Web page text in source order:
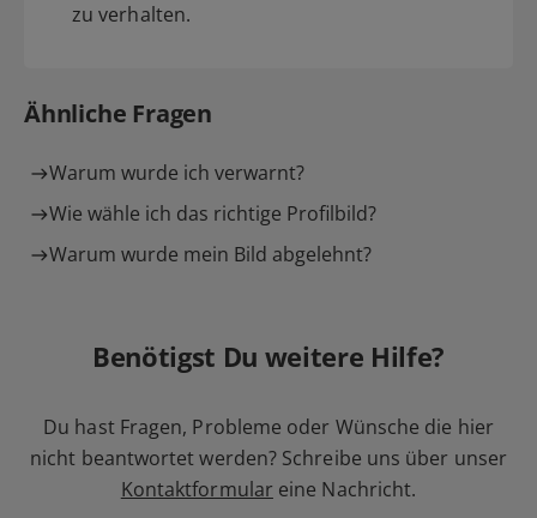
zu verhalten.
Ähnliche Fragen
Warum wurde ich verwarnt?
Wie wähle ich das richtige Profilbild?
Warum wurde mein Bild abgelehnt?
Benötigst Du weitere Hilfe?
Du hast Fragen, Probleme oder Wünsche die hier
nicht beantwortet werden? Schreibe uns über unser
Kontaktformular eine Nachricht.